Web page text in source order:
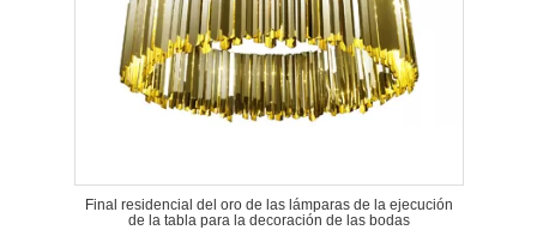
Final residencial del oro de las lámparas de la ejecución
de la tabla para la decoración de las bodas